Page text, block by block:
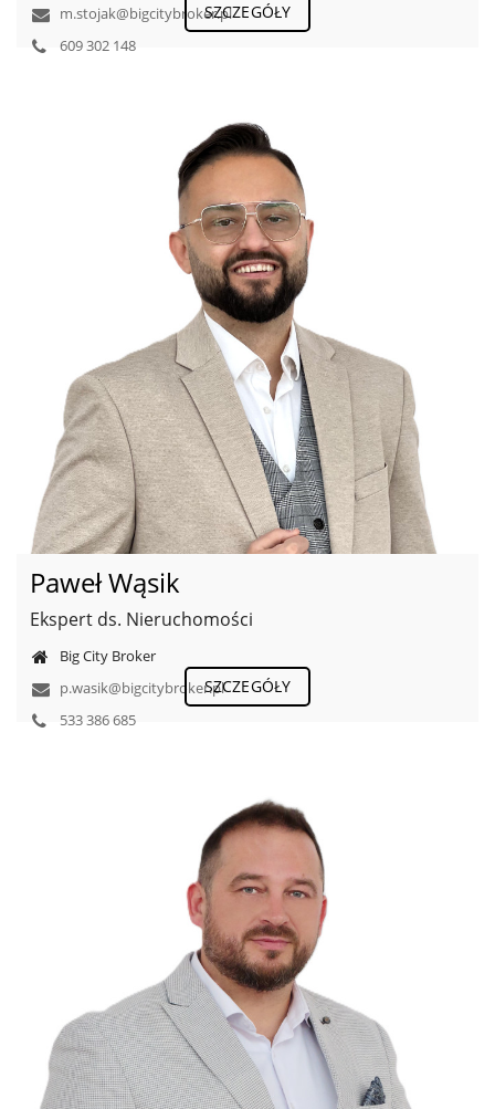
m.stojak@bigcitybroker.pl
609 302 148
SZCZEGÓŁY
Paweł Wąsik
Ekspert ds. Nieruchomości
Big City Broker
p.wasik@bigcitybroker.pl
533 386 685
SZCZEGÓŁY